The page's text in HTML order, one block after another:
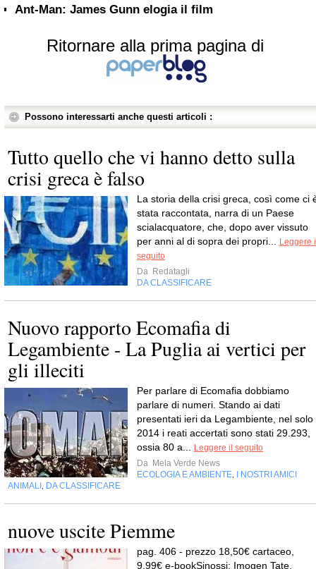
Ant-Man: James Gunn elogia il film
Ritornare alla prima pagina di
Possono interessarti anche questi articoli :
Tutto quello che vi hanno detto sulla
crisi greca è falso
La storia della crisi greca, così come ci
stata raccontata, narra di un Paese
scialacquatore, che, dopo aver vissuto
per anni al di sopra dei propri...
Leggere
seguito
Da Redatagli
DA CLASSIFICARE
Nuovo rapporto Ecomafia di
Legambiente - La Puglia ai vertici per
gli illeciti
Per parlare di Ecomafia dobbiamo
parlare di numeri. Stando ai dati
presentati ieri da Legambiente, nel solo
2014 i reati accertati sono stati 29.293,
ossia 80 a...
Leggere il seguito
Da Mela Verde News
ECOLOGIA E AMBIENTE
I NOSTRI AMICI
ANIMALI
DA CLASSIFICARE
nuove uscite Piemme
pag. 406 - prezzo 18,50€ cartaceo,
9,99€ e-bookSinossi: Imogen Tate,